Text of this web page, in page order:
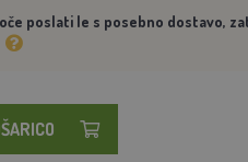
poslati le s posebno dostavo,